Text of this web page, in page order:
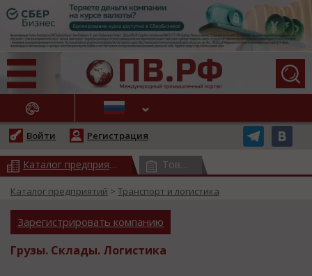
НОВОСТИ
Войти Регистрация
Каталог предприятий (всего 17572)
Товарный каталог
Каталог предприятий > Транспорт и логистика
Зарегистрировать компанию
Грузы. Склады. Логистика